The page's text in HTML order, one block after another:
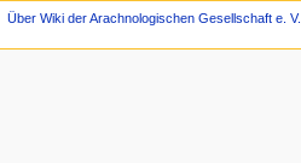
Über Wiki der Arachnologischen Gesellschaft e. V.